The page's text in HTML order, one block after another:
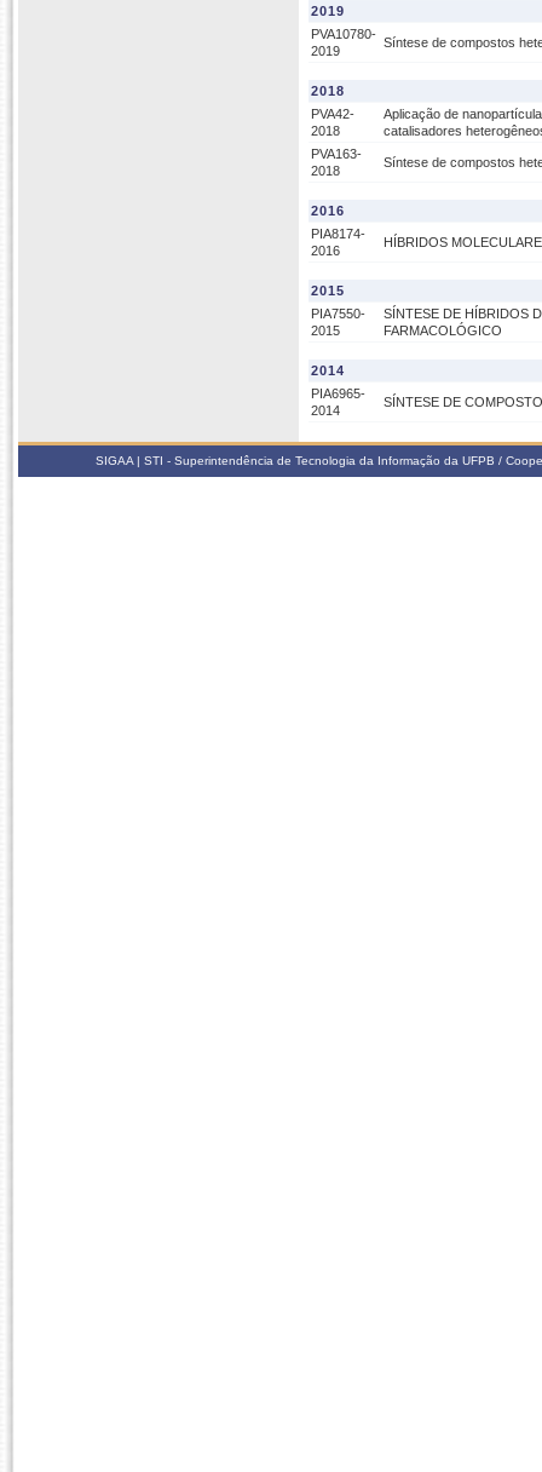
2019
PVA10780-
2019
Síntese de compostos
2018
PVA42-
2018
Aplicação de
catalisadores
PVA163-
2018
Síntese de compostos
2016
PIA8174-
2016
HÍBRIDOS
2015
PIA7550-
2015
SÍNTESE DE HÍBRIDOS
FARMACOLÓGICO
2014
PIA6965-
2014
SÍNTESE DE
SIGAA | STI - Superintendência de Tecnologia da Informação da UFPB /